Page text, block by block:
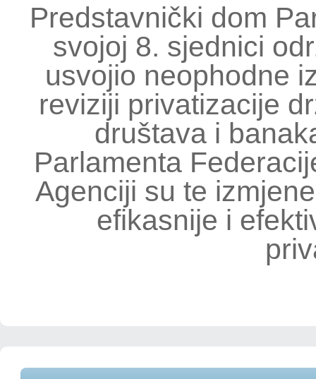
Predstavnički dom
svojoj 8. sjednici
usvojio neophodne
reviziji privatizacije
društava i
Parlamenta
Agenciji su te
efikasnije i